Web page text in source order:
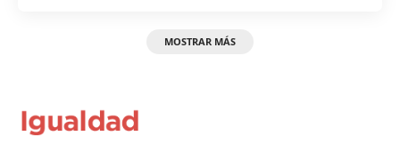
MOSTRAR MÁS